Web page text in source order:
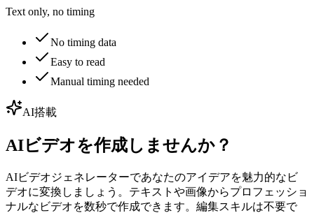
Text only, no timing
No timing data
Easy to read
Manual timing needed
AI搭載
AIビデオを作成しませんか？
AIビデオジェネレーターであなたのアイデアを魅力的なビ
デオに変換しましょう。テキストや画像からプロフェッショ
ナルなビデオを数秒で作成できます。編集スキルは不要で